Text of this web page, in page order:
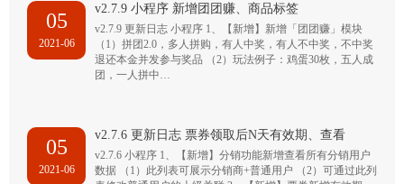
05
2021-06
v2.7.9 小程序 新增团团赚、商品标签
v2.7.9 更新日志 小程序 1、【新增】新增「团团赚」模块
（1）拼团2.0，多人拼购，有人中奖，有人不中奖，不中奖
退还本金并发参与奖品 （2）玩法例子：鸡蛋30枚，五人成
团，一人拼中…
05
2021-06
v2.7.6 更新日志 票券领取后N天有效期、查看
v2.7.6 小程序 1、【新增】分销功能新增查看所有分销用户
数据 （1）此列表可展示分销商+普通用户 （2）可通过此列